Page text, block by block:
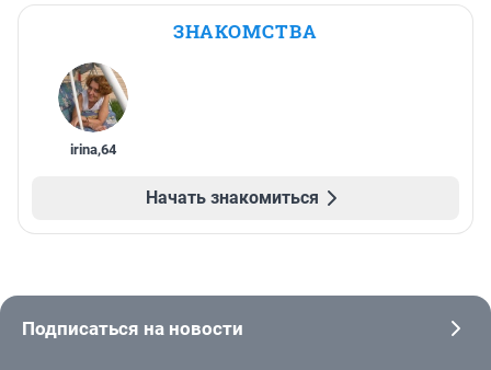
ЗНАКОМСТВА
irina,64
Начать знакомиться
Подписаться на новости